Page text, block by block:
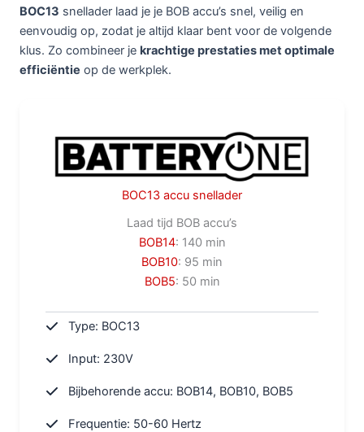
BOC13 snellader laad je je BOB accu’s snel, veilig en
eenvoudig op, zodat je altijd klaar bent voor de volgende
klus. Zo combineer je krachtige prestaties met optimale
efficiëntie op de werkplek.
BOC13 accu snellader
Laad tijd BOB accu’s
BOB14: 140 min
BOB10: 95 min
BOB5: 50 min
Type: BOC13
Input: 230V
Bijbehorende accu: BOB14, BOB10, BOB5
Frequentie: 50-60 Hertz